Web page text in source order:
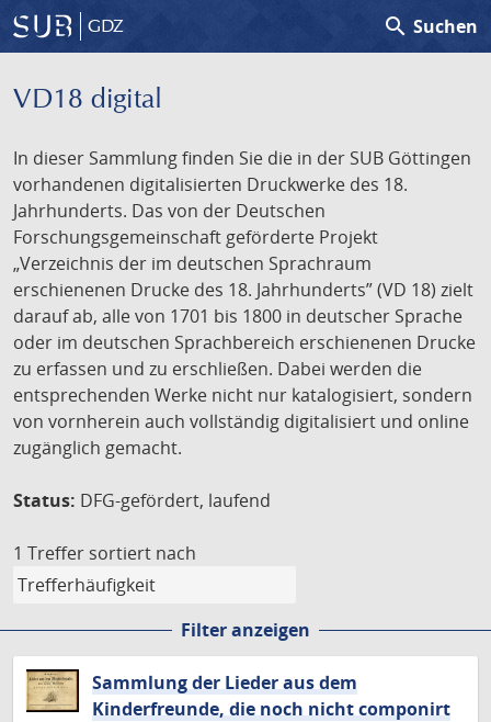
GDZ search Suchen
VD18 digital
In dieser Sammlung finden Sie die in der SUB Göttingen
vorhandenen digitalisierten Druckwerke des 18.
Jahrhunderts. Das von der Deutschen
Forschungsgemeinschaft geförderte Projekt
„Verzeichnis der im deutschen Sprachraum
erschienenen Drucke des 18. Jahrhunderts” (VD 18) zielt
darauf ab, alle von 1701 bis 1800 in deutscher Sprache
oder im deutschen Sprachbereich erschienenen Drucke
zu erfassen und zu erschließen. Dabei werden die
entsprechenden Werke nicht nur katalogisiert, sondern
von vornherein auch vollständig digitalisiert und online
zugänglich gemacht.
Status: DFG-gefördert, laufend
1 Treffer sortiert nach
Filter anzeigen
Sammlung der Lieder aus dem
Kinderfreunde, die noch nicht componirt